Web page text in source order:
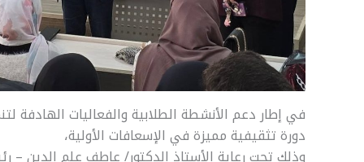
في إطار دعم الأنشطة الطلابية والفعاليات الهادفة
دورة تثقيفية مميزة في الإسعافات الأولية،
وذلك تحت رعاية الأستاذ الدكتور/ عاطف علم الدين –